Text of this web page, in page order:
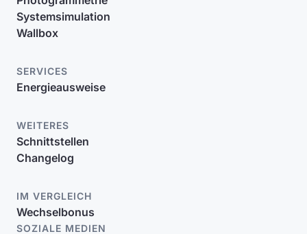
Systemsimulation
Wallbox
SERVICES
Energieausweise
WEITERES
Schnittstellen
Changelog
IM VERGLEICH
Wechselbonus
SOZIALE MEDIEN